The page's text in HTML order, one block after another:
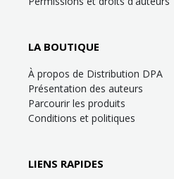
LA BOUTIQUE
À propos de Distribution DPA
Présentation des auteurs
Parcourir les produits
Conditions et politiques
LIENS RAPIDES